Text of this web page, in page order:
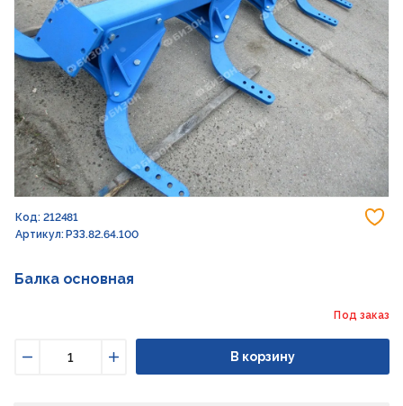
Код: 212481
Артикул: РЗЗ.82.64.100
Балка основная
Под заказ
Увеличить
В корзину